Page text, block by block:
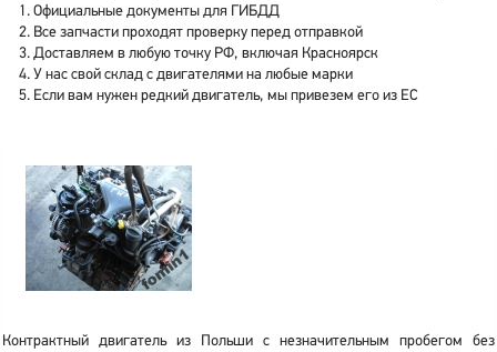
Официальные документы для ГИБДД
Все запчасти проходят проверку перед отправкой
Доставляем в любую точку РФ, включая Красноярск
У нас свой склад с двигателями на любые марки
Если вам нужен редкий двигатель, мы привезем его из ЕС
Контрактный двигатель из Польши с незначительным пробегом без